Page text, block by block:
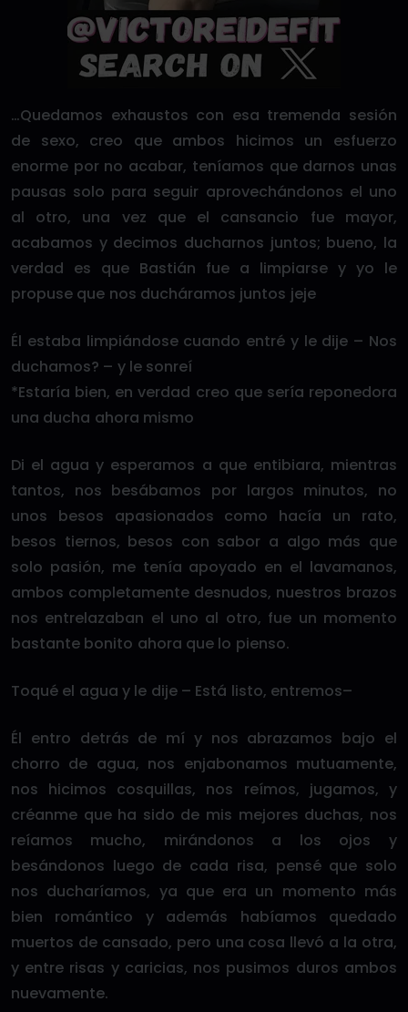
…Quedamos exhaustos con esa tremenda sesión
de sexo, creo que ambos hicimos un esfuerzo
enorme por no acabar, teníamos que darnos unas
pausas solo para seguir aprovechándonos el uno
al otro, una vez que el cansancio fue mayor,
acabamos y decimos ducharnos juntos; bueno, la
verdad es que Bastián fue a limpiarse y yo le
propuse que nos ducháramos juntos jeje
Él estaba limpiándose cuando entré y le dije – Nos
duchamos? – y le sonreí
*Estaría bien, en verdad creo que sería reponedora
una ducha ahora mismo
Di el agua y esperamos a que entibiara, mientras
tantos, nos besábamos por largos minutos, no
unos besos apasionados como hacía un rato,
besos tiernos, besos con sabor a algo más que
solo pasión, me tenía apoyado en el lavamanos,
ambos completamente desnudos, nuestros brazos
nos entrelazaban el uno al otro, fue un momento
bastante bonito ahora que lo pienso.
Toqué el agua y le dije – Está listo, entremos–
Él entro detrás de mí y nos abrazamos bajo el
chorro de agua, nos enjabonamos mutuamente,
nos hicimos cosquillas, nos reímos, jugamos, y
créanme que ha sido de mis mejores duchas, nos
reíamos mucho, mirándonos a los ojos y
besándonos luego de cada risa, pensé que solo
nos ducharíamos, ya que era un momento más
bien romántico y además habíamos quedado
muertos de cansado, pero una cosa llevó a la otra,
y entre risas y caricias, nos pusimos duros ambos
nuevamente.